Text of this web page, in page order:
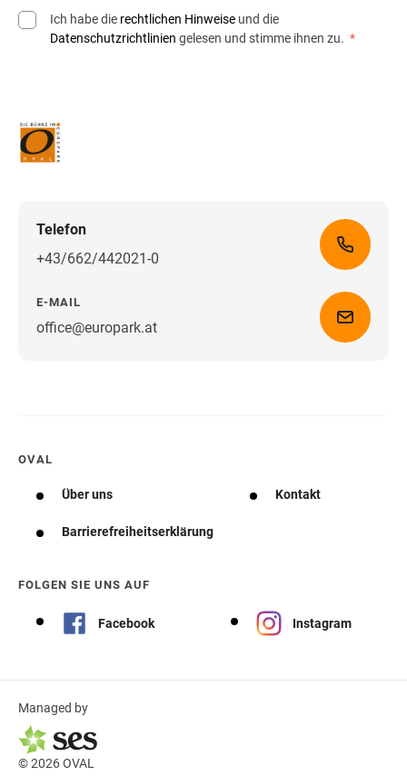
Ich habe die rechtlichen Hinweise und die
Datenschutzrichtlinien gelesen und stimme ihnen zu. *
Telefon
+43/662/442021-0
E-MAIL
office@europark.atWegbeschreibung erhalten
OVAL
Über uns Kontakt
Barrierefreiheitserklärung
FOLGEN SIE UNS AUF
Facebook Instagram
Managed by
© 2026 OVAL